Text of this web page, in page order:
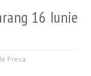
16 Iunie
Presa